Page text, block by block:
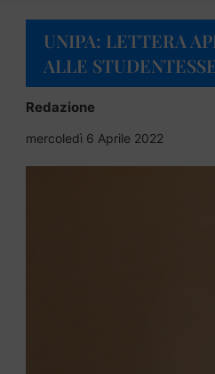
UNIPA: LETTERA
ALLE
Redazione
mercoledì 6 Aprile 2022